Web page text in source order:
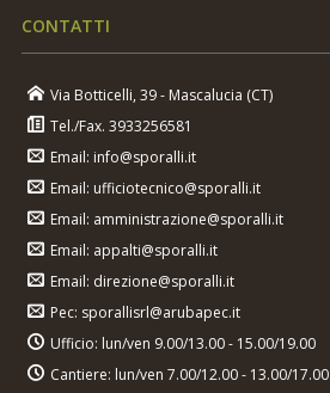
CONTATTI
Via Botticelli, 39 - Mascalucia (CT)
Tel./Fax. 3933256581
Email: info@sporalli.it
Email: ufficiotecnico@sporalli.it
Email: amministrazione@sporalli.it
Email: appalti@sporalli.it
Email: direzione@sporalli.it
Pec: sporallisrl@arubapec.it
Ufficio: lun/ven 9.00/13.00 - 15.00/19.00
Cantiere: lun/ven 7.00/12.00 - 13.00/17.00